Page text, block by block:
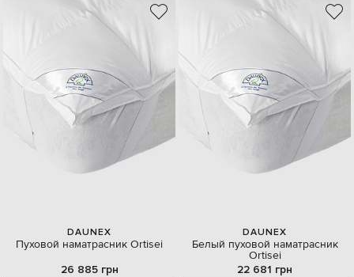
DAUNEX
Пуховой наматрасник Ortisei
26 885 грн
DAUNEX
Белый пуховой наматрасник
Ortisei
22 681 грн